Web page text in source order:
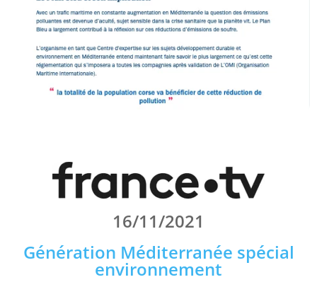
16/11/2021
Génération Méditerranée spécial
environnement